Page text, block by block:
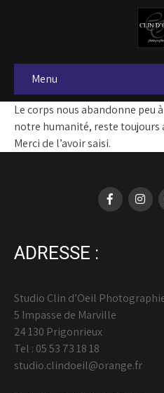
Menu
Le corps nous abandonne peu
notre humanité, reste toujours
Merci de l’avoir saisi.
ADRESSE :
Studio Clin d’Oeil
5 Impasse de Marville
24 130 Prigonrieux
Tel : 05 53 73 18 18
studio.clindoeil@orange.fr